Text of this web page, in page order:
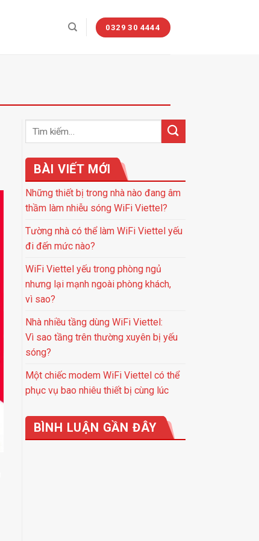
0329 30 4444
BÀI VIẾT MỚI
Những thiết bị trong nhà nào đang âm
thầm làm nhiễu sóng WiFi Viettel?
Tường nhà có thể làm WiFi Viettel yếu
đi đến mức nào?
WiFi Viettel yếu trong phòng ngủ
nhưng lại mạnh ngoài phòng khách,
vì sao?
Nhà nhiều tầng dùng WiFi Viettel:
Vì sao tầng trên thường xuyên bị yếu
sóng?
Một chiếc modem WiFi Viettel có thể
phục vụ bao nhiêu thiết bị cùng lúc
BÌNH LUẬN GẦN ĐÂY